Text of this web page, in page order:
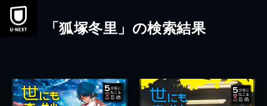
本文へスキップ
「狐塚冬里」の検索結果